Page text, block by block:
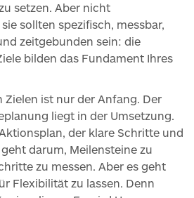
setzen. Aber nicht
sollten spezifisch, messbar,
zeitgebunden sein: die
bilden das Fundament Ihres
Zielen ist nur der Anfang. Der
liegt in der Umsetzung.
der klare Schritte und
darum, Meilensteine zu
zu messen. Aber es geht
Flexibilität zu lassen. Denn